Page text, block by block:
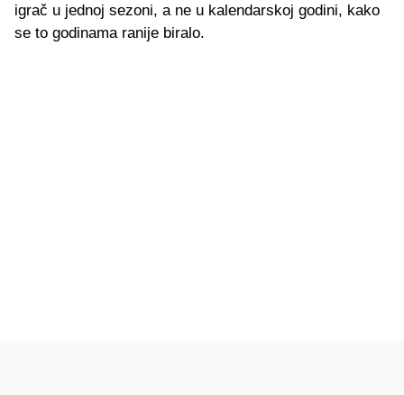
igrač u jednoj sezoni, a ne u kalendarskoj godini, kako
se to godinama ranije biralo.